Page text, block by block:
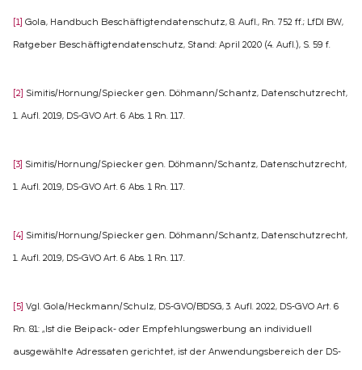
[1] Gola, Handbuch Beschäftigtendatenschutz, 8. Aufl., Rn. 752 ff.; LfDI BW,
Ratgeber Beschäftigtendatenschutz, Stand: April 2020 (4. Aufl.), S. 59 f.
[2] Simitis/Hornung/Spiecker gen. Döhmann/Schantz, Datenschutzrecht,
1. Aufl. 2019, DS-GVO Art. 6 Abs. 1 Rn. 117.
[3] Simitis/Hornung/Spiecker gen. Döhmann/Schantz, Datenschutzrecht,
1. Aufl. 2019, DS-GVO Art. 6 Abs. 1 Rn. 117.
[4] Simitis/Hornung/Spiecker gen. Döhmann/Schantz, Datenschutzrecht,
1. Aufl. 2019, DS-GVO Art. 6 Abs. 1 Rn. 117.
[5] Vgl. Gola/Heckmann/Schulz, DS-GVO/BDSG, 3. Aufl. 2022, DS-GVO Art. 6
Rn. 81: „Ist die Beipack- oder Empfehlungswerbung an individuell
ausgewählte Adressaten gerichtet, ist der Anwendungsbereich der DS-